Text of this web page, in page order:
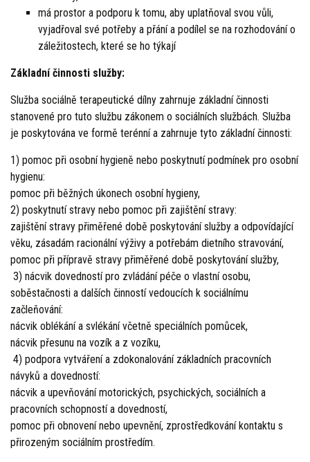
má prostor a podporu k tomu, aby uplatňoval svou vůli,
vyjadřoval své potřeby a přání a podílel se na rozhodování o
záležitostech, které se ho týkají
Základní činnosti služby:
Služba sociálně terapeutické dílny zahrnuje základní činnosti
stanovené pro tuto službu zákonem o sociálních službách. Služba
je poskytována ve formě terénní a zahrnuje tyto základní činnosti:
1) pomoc při osobní hygieně nebo poskytnutí podmínek pro osobní
hygienu:
pomoc při běžných úkonech osobní hygieny,
2) poskytnutí stravy nebo pomoc při zajištění stravy:
zajištění stravy přiměřené době poskytování služby a odpovídající
věku, zásadám racionální výživy a potřebám dietního stravování,
pomoc při přípravě stravy přiměřené době poskytování služby,
3) nácvik dovedností pro zvládání péče o vlastní osobu,
soběstačnosti a dalších činností vedoucích k sociálnímu
začleňování:
nácvik oblékání a svlékání včetně speciálních pomůcek,
nácvik přesunu na vozík a z vozíku,
4) podpora vytváření a zdokonalování základních pracovních
návyků a dovedností:
nácvik a upevňování motorických, psychických, sociálních a
pracovních schopností a dovedností,
pomoc při obnovení nebo upevnění, zprostředkování kontaktu s
přirozeným sociálním prostředím.